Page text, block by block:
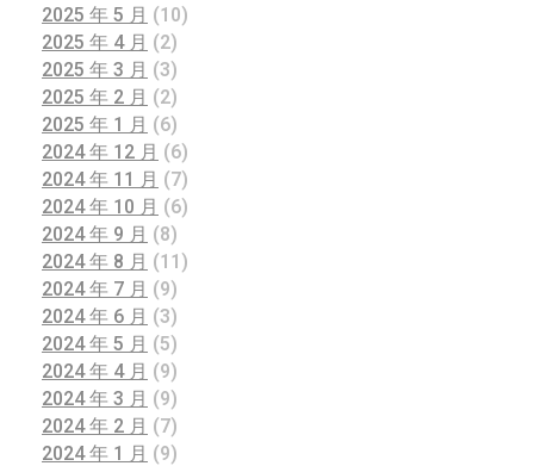
2025 年 5 月 (10)
2025 年 4 月 (2)
2025 年 3 月 (3)
2025 年 2 月 (2)
2025 年 1 月 (6)
2024 年 12 月 (6)
2024 年 11 月 (7)
2024 年 10 月 (6)
2024 年 9 月 (8)
2024 年 8 月 (11)
2024 年 7 月 (9)
2024 年 6 月 (3)
2024 年 5 月 (5)
2024 年 4 月 (9)
2024 年 3 月 (9)
2024 年 2 月 (7)
2024 年 1 月 (9)